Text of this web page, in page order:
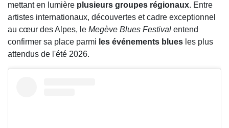
mettant en lumière plusieurs groupes régionaux. Entre
artistes internationaux, découvertes et cadre exceptionnel
au cœur des Alpes, le Megève Blues Festival entend
confirmer sa place parmi les événements blues les plus
attendus de l'été 2026.